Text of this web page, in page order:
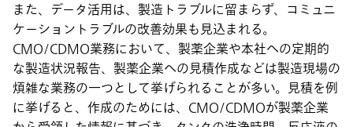
また、データ活用は、製造トラブルに留まらず、コミュニ
ケーショントラブルの改善効果も見込まれる。
CMO/CDMO業務において、製薬企業や本社への定期的
な製造状況報告、製薬企業への見積作成などは製造現場の
煩雑な業務の一つとして挙げられることが多い。見積を例
に挙げると、作成のためには、CMO/CDMOが製薬企業